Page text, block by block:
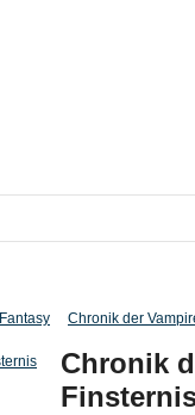
Fantasy Chronik der
Chronik